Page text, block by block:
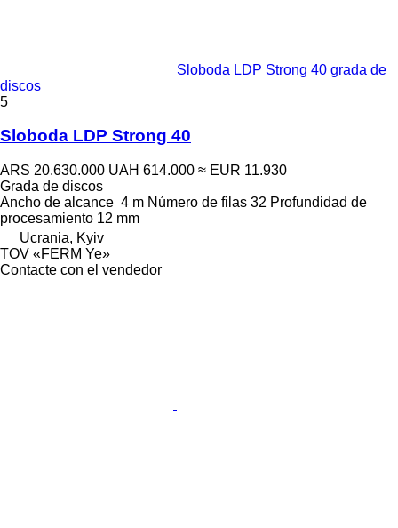
Sloboda LDP Strong 40 grada de
discos
5
Sloboda LDP Strong 40
ARS 20.630.000 UAH 614.000 ≈ EUR 11.930
Grada de discos
Ancho de alcance 4 m Número de filas 32 Profundidad de
procesamiento 12 mm
Ucrania, Kyiv
TOV «FERM Ye»
Contacte con el vendedor